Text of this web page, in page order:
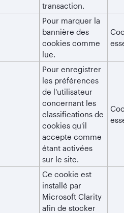
transaction.
Pour marquer la
bannière des
cookies comme
lue.
Pour enregistrer
les préférences
de l'utilisateur
concernant les
classifications de
cookies qu'il
accepte comme
étant activées
sur le site.
Ce cookie est
installé par
Microsoft Clarity
afin de stocker